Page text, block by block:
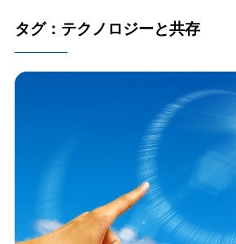
タグ：テクノロジーと共存